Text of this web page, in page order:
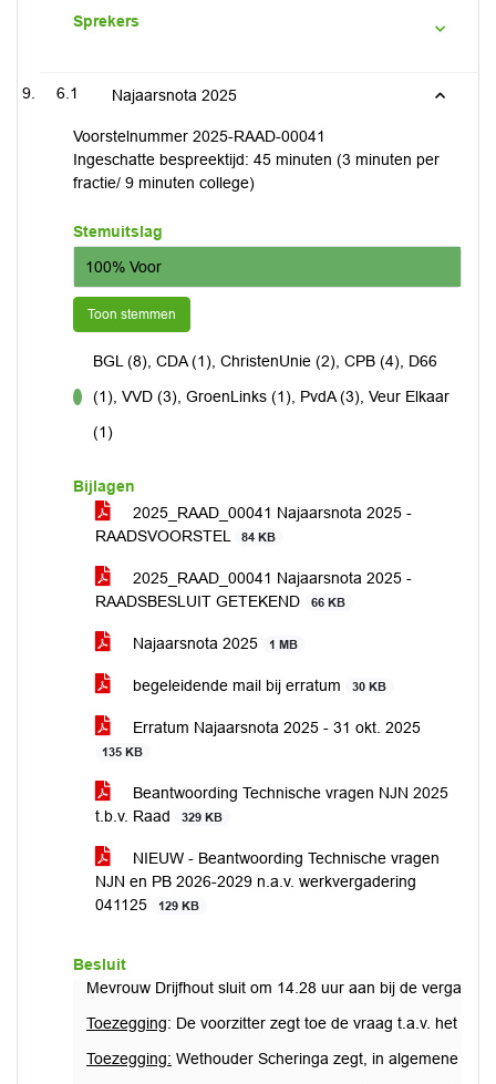
Sprekers
6.1 Najaarsnota 2025
Voorstelnummer 2025-RAAD-00041
Ingeschatte bespreektijd: 45 minuten (3 minuten per
fractie/ 9 minuten college)
Stemuitslag
100% Voor
Toon stemmen
BGL (8), CDA (1), ChristenUnie (2), CPB (4), D66
(1), VVD (3), GroenLinks (1), PvdA (3), Veur Elkaar
(1)
Bijlagen
2025_RAAD_00041 Najaarsnota 2025 -
RAADSVOORSTEL
84 KB
2025_RAAD_00041 Najaarsnota 2025 -
RAADSBESLUIT GETEKEND
66 KB
Najaarsnota 2025 1 MB
begeleidende mail bij erratum 30 KB
Erratum Najaarsnota 2025 - 31 okt. 2025
135 KB
Beantwoording Technische vragen NJN 2025
t.b.v. Raad
329 KB
NIEUW - Beantwoording Technische vragen
NJN en PB 2026-2029 n.a.v. werkvergadering
041125
129 KB
Besluit
Mevrouw Drijfhout sluit om 14.28 uur aan bij de
Toezegging: De voorzitter zegt toe de vraag t.a.v. het
Toezegging: Wethouder Scheringa zegt, in algemene zin,